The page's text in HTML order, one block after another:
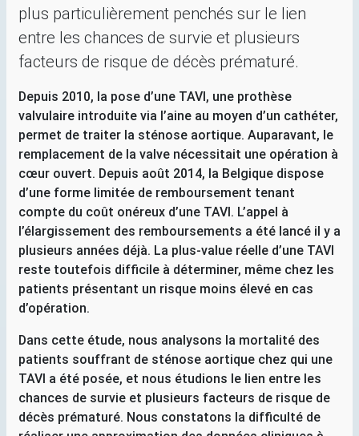
plus particulièrement penchés sur le lien
entre les chances de survie et plusieurs
facteurs de risque de décès prématuré.
Depuis 2010, la pose d’une TAVI, une prothèse
valvulaire introduite via l’aine au moyen d’un cathéter,
permet de traiter la sténose aortique. Auparavant, le
remplacement de la valve nécessitait une opération à
cœur ouvert. Depuis août 2014, la Belgique dispose
d’une forme limitée de remboursement tenant
compte du coût onéreux d’une TAVI. L’appel à
l’élargissement des remboursements a été lancé il y a
plusieurs années déjà. La plus-value réelle d’une TAVI
reste toutefois difficile à déterminer, même chez les
patients présentant un risque moins élevé en cas
d’opération.
Dans cette étude, nous analysons la mortalité des
patients souffrant de sténose aortique chez qui une
TAVI a été posée, et nous étudions le lien entre les
chances de survie et plusieurs facteurs de risque de
décès prématuré. Nous constatons la difficulté de